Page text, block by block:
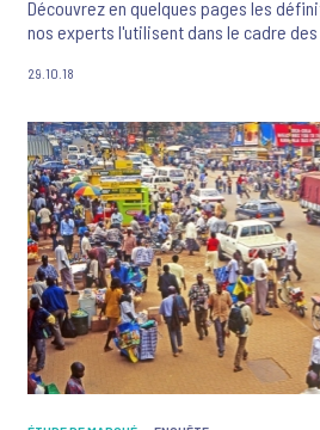
Découvrez en quelques pages les
nos experts l'utilisent dans le cadre
29.10.18